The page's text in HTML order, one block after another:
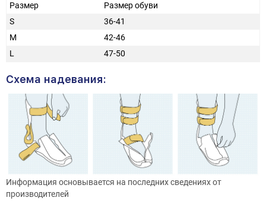
Размер
Размер обуви
S
36-41
M
42-46
L
47-50
Схема надевания:
Информация основывается на последних сведениях от
производителей